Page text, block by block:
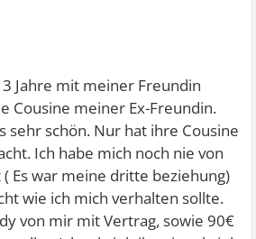
Jahre mit meiner Freundin
Cousine meiner Ex-Freundin.
sehr schön. Nur hat ihre Cousine
Ich habe mich noch nie von
Es war meine dritte beziehung)
wie ich mich verhalten sollte.
von mir mit Vertrag, sowie 90€